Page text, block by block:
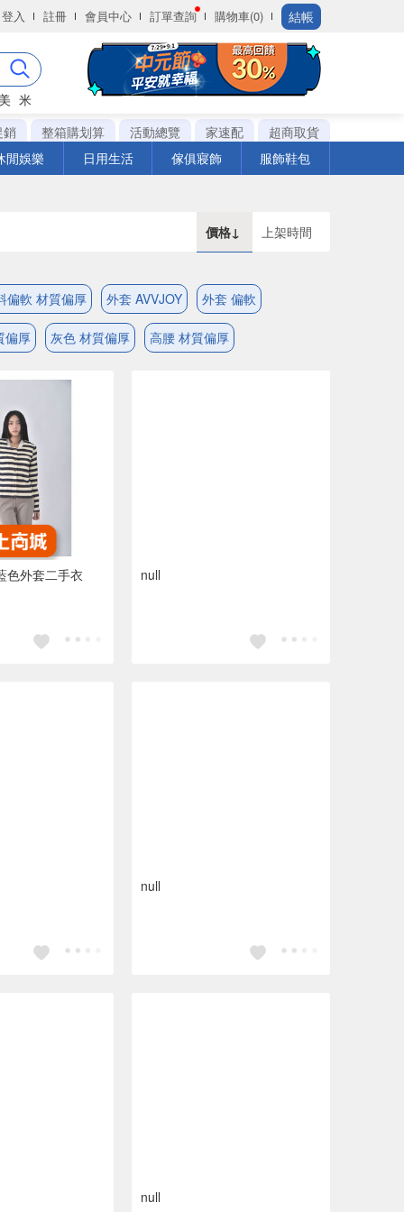
登入 註冊 會員中心 訂單查詢 購物車(0) 結帳
米
銷
整箱購划算 活動總覽 家速配
超商取貨
閒娛樂
日用生活 傢俱寢飾 服飾鞋包
價格↓ 上架時間
偏軟 材質偏厚 外套 AVVJOY 外套 偏軟
偏厚 灰色 材質偏厚 高腰 材質偏厚
色外套二手衣 null
null
null